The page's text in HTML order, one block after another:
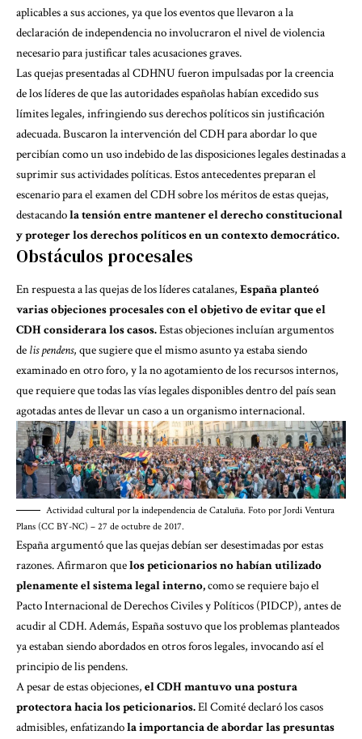
aplicables a sus acciones, ya que los eventos que llevaron a la
declaración de independencia no involucraron el nivel de violencia
necesario para justificar tales acusaciones graves.
Las quejas presentadas al CDHNU fueron impulsadas por la creencia
de los líderes de que las autoridades españolas habían excedido sus
límites legales, infringiendo sus derechos políticos sin justificación
adecuada. Buscaron la intervención del CDH para abordar lo que
percibían como un uso indebido de las disposiciones legales destinadas a
suprimir sus actividades políticas. Estos antecedentes preparan el
escenario para el examen del CDH sobre los méritos de estas quejas,
destacandola tensión entre mantener el derecho constitucional
y proteger los derechos políticos en un contexto democrático.
Obstáculos procesales
En respuesta a las quejas de los líderes catalanes, España planteó
varias objeciones procesales con el objetivo de evitar que el
CDH considerara los casos.Estas objeciones incluían argumentos
de lis pendens, que sugiere que el mismo asunto ya estaba siendo
examinado en otro foro, y la no agotamiento de los recursos internos,
que requiere que todas las vías legales disponibles dentro del país sean
agotadas antes de llevar un caso a un organismo internacional.
Actividad cultural por la independencia de Cataluña. Foto por Jordi Ventura
Plans (CC BY-NC) – 27 de octubre de 2017.
España argumentó que las quejas debían ser desestimadas por estas
razones. Afirmaron quelos peticionarios no habían utilizado
plenamente el sistema legal interno,como se requiere bajo el
Pacto Internacional de Derechos Civiles y Políticos (PIDCP), antes de
acudir al CDH. Además, España sostuvo que los problemas planteados
ya estaban siendo abordados en otros foros legales, invocando así el
principio de lis pendens.
A pesar de estas objeciones, el CDH mantuvo una postura
protectora hacia los peticionarios.El Comité declaró los casos
admisibles, enfatizandola importancia de abordar las presuntas